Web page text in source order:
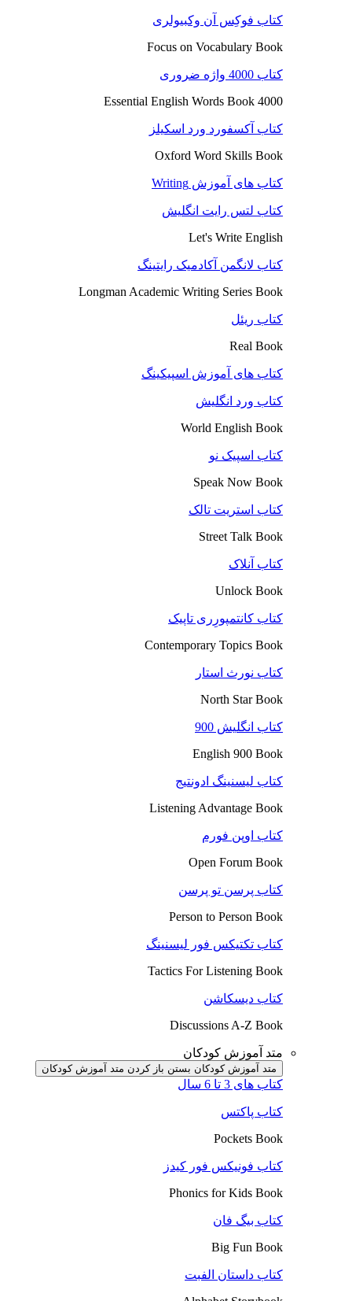
کتاب فوکِس آن وکبیولری
Focus on Vocabulary Book
کتاب 4000 واژه ضروری
4000 Essential English Words Book
کتاب آکسفورد ورد اسکیلز
Oxford Word Skills Book
کتاب های آموزش Writing
کتاب لتس رایت انگلیش
Let's Write English
کتاب لانگمن آکادمیک رایتینگ
Longman Academic Writing Series Book
کتاب ریئل
Real Book
کتاب های آموزش اسپیکینگ
کتاب ورد انگلیش
World English Book
کتاب اسپیک نو
Speak Now Book
کتاب استریت تالک
Street Talk Book
کتاب آنلاک
Unlock Book
کتاب کانتمپورِری تاپیک
Contemporary Topics Book
کتاب نورث استار
North Star Book
کتاب انگلیش 900
English 900 Book
کتاب لیسنینگ ادونتیج
Listening Advantage Book
کتاب اوپن فورم
Open Forum Book
کتاب پرسن تو پرسن
Person to Person Book
کتاب تکتیکس فور لیسنینگ
Tactics For Listening Book
کتاب دیسکاشن
Discussions A-Z Book
متد آموزش کودکان
متد آموزش کودکان بستن باز کردن متد آموزش کودکان
کتاب های 3 تا 6 سال
کتاب پاکتس
Pockets Book
کتاب فونیکس فور کیدز
Phonics for Kids Book
کتاب بیگ فان
Big Fun Book
کتاب داستان الفبت